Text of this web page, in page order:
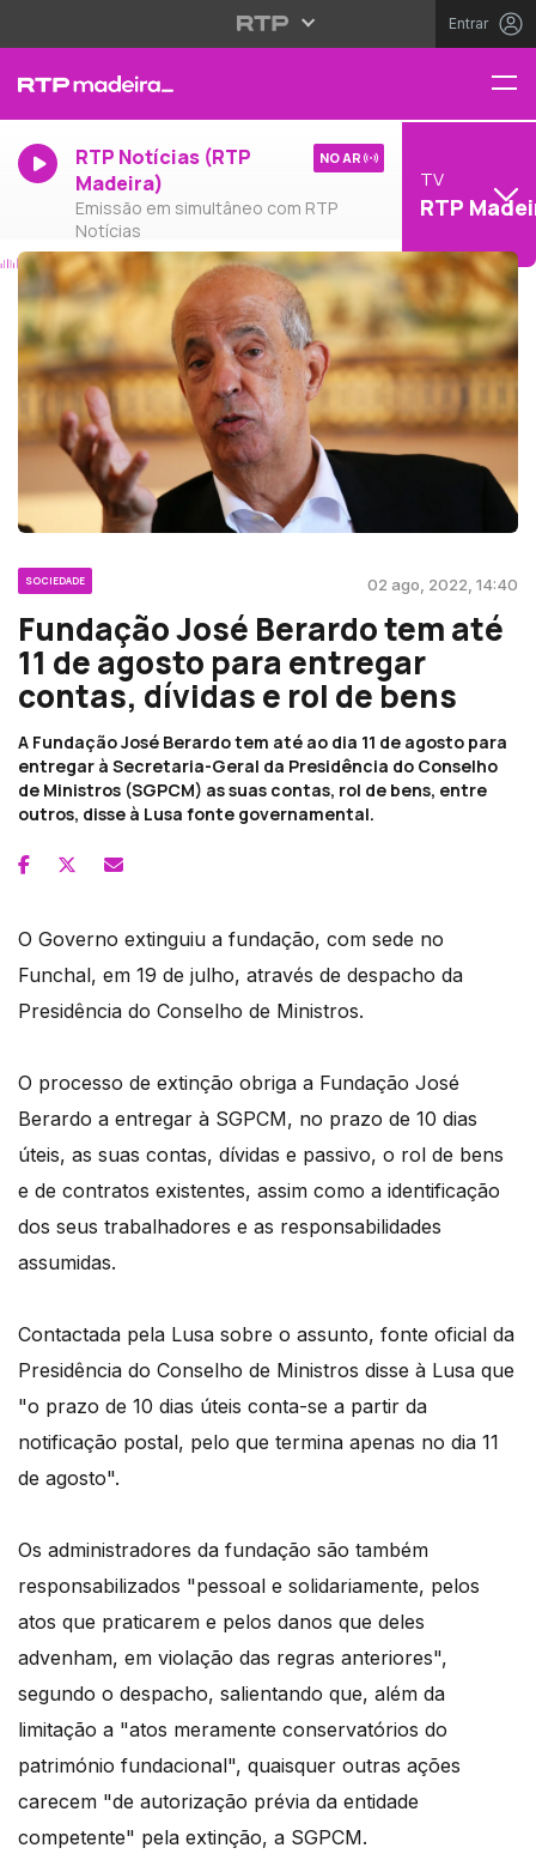
Entrar
RTP Notícias (RTP
Madeira)
Emissão em simultâneo com RTP
Notícias
NO AR
TV
RTP
SOCIEDADE 02 ago, 2022, 14:40
Fundação José Berardo tem até
11 de agosto para entregar
contas, dívidas e rol de bens
A Fundação José Berardo tem até ao dia 11 de agosto para
entregar à Secretaria-Geral da Presidência do Conselho
de Ministros (SGPCM) as suas contas, rol de bens, entre
outros, disse à Lusa fonte governamental.
O Governo extinguiu a fundação, com sede no
Funchal, em 19 de julho, através de despacho da
Presidência do Conselho de Ministros.
O processo de extinção obriga a Fundação José
Berardo a entregar à SGPCM, no prazo de 10 dias
úteis, as suas contas, dívidas e passivo, o rol de bens
e de contratos existentes, assim como a identificação
dos seus trabalhadores e as responsabilidades
assumidas.
Contactada pela Lusa sobre o assunto, fonte oficial da
Presidência do Conselho de Ministros disse à Lusa que
"o prazo de 10 dias úteis conta-se a partir da
notificação postal, pelo que termina apenas no dia 11
de agosto".
Os administradores da fundação são também
responsabilizados "pessoal e solidariamente, pelos
atos que praticarem e pelos danos que deles
advenham, em violação das regras anteriores",
segundo o despacho, salientando que, além da
limitação a "atos meramente conservatórios do
património fundacional", quaisquer outras ações
carecem "de autorização prévia da entidade
competente" pela extinção, a SGPCM.